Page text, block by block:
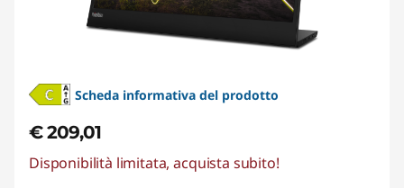
Scheda informativa del prodotto
€ 209,01
Disponibilità limitata, acquista subito!